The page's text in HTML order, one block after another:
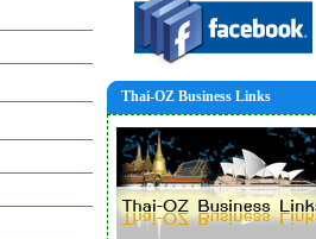
Thai-OZ Business Links